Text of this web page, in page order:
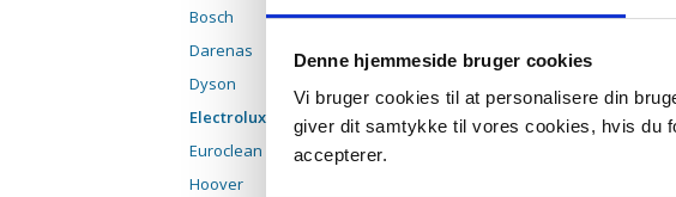
Denne hjemmeside bruger cookies
Vi bruger cookies til at personalisere din
giver dit samtykke til vores cookies, hvis du
accepterer.
Bosch
Darenas
Dyson
Electrolux
Euroclean
Hoover